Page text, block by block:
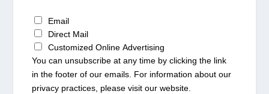
Email
Direct Mail
Customized Online Advertising
You can unsubscribe at any time by clicking the link
in the footer of our emails. For information about our
privacy practices, please visit our website.